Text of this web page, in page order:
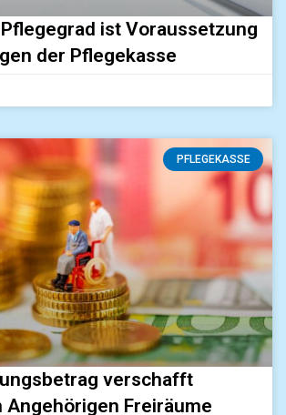
ist Voraussetzung
der Pflegekasse
PFLEGEKASSE
verschafft
Angehörigen Freiräume